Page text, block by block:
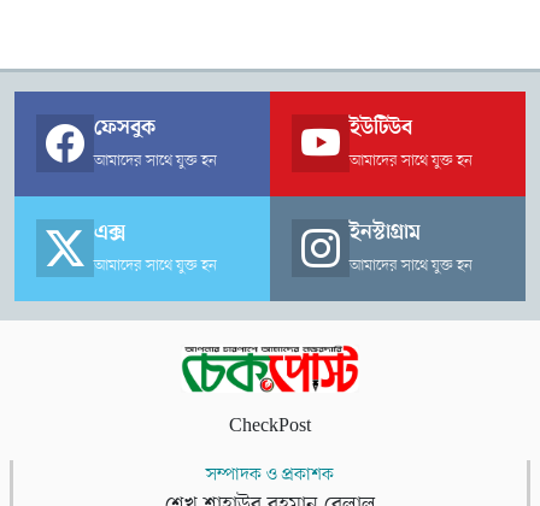
ফেসবুক
আমাদের সাথে যুক্ত হন
ইউটিউব
আমাদের সাথে যুক্ত হন
এক্স
আমাদের সাথে যুক্ত হন
ইনস্টাগ্রাম
আমাদের সাথে যুক্ত হন
CheckPost
সম্পাদক ও প্রকাশক